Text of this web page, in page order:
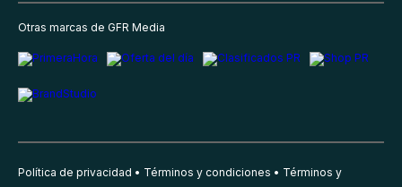
Otras marcas de GFR Media
Política de privacidad Términos y condiciones
Términos y